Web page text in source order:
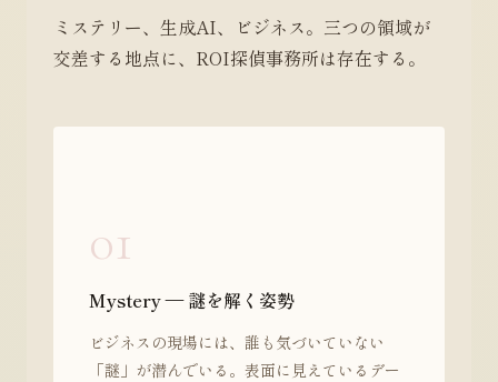
ミステリー、生成AI、ビジネス。三つの領域が
交差する地点に、ROI探偵事務所は存在する。
01
Mystery — 謎を解く姿勢
ビジネスの現場には、誰も気づいていない
「謎」が潜んでいる。表面に見えているデー